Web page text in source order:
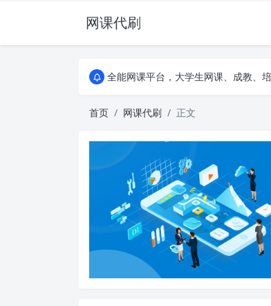
网课代刷
AI论文写作平台，根据真实文献内容生
全能网课平台，大学生网课、成教、
全能网课平台，大学生网课、成教、
首页 网课代刷 正文